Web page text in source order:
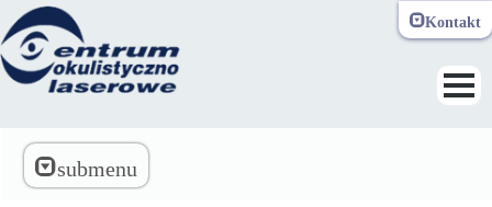
Kontakt
Toggle
submenu